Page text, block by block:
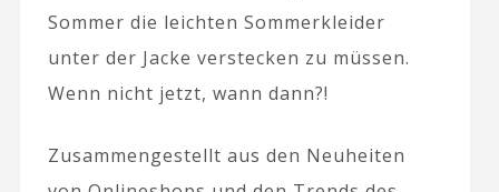
Sommer die leichten Sommerkleider
unter der Jacke verstecken zu müssen.
Wenn nicht jetzt, wann dann?!
Zusammengestellt aus den Neuheiten